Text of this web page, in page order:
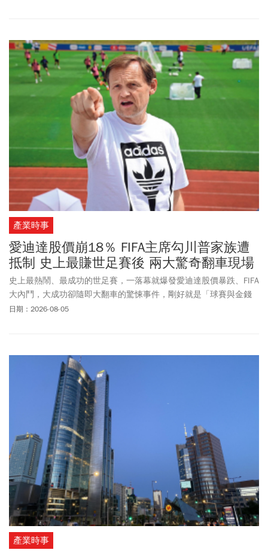
產業時事
愛迪達股價崩18％ FIFA主席勾川普家族遭
抵制 史上最賺世足賽後 兩大驚奇翻車現場
史上最熱鬧、最成功的世足賽，一落幕就爆發愛迪達股價暴跌、FIFA
大內鬥，大成功卻隨即大翻車的驚悚事件，剛好就是「球賽與金錢
對撞」的最佳寫照！
日期：2026-08-05
產業時事